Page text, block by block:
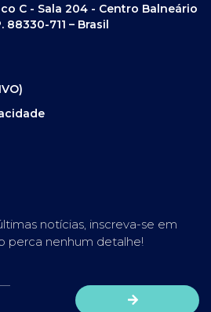
C - Sala 204 - Centro Balneário
88330-711 – Brasil
notícias, inscreva-se em
perca nenhum detalhe!